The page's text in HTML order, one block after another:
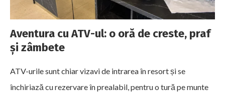
Aventura cu ATV-ul: o oră de creste, praf
și zâmbete
ATV-urile sunt chiar vizavi de intrarea în resort și se
închiriază cu rezervare în prealabil, pentru o tură pe munte